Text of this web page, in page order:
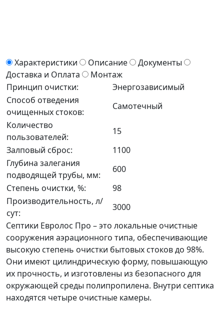
Характеристики Описание
Документы
Доставка и Оплата
Монтаж
Принцип очистки:
Энергозависимый
Способ отведения
очищенных стоков:
Самотечный
Количество
пользователей:
15
Залповый сброс:
1100
Глубина залегания
подводящей трубы, мм:
600
Степень очистки, %:
98
Производительность, л/
сут:
3000
Септики Евролос Про – это локальные очистные
сооружения аэрационного типа, обеспечивающие
высокую степень очистки бытовых стоков до 98%.
Они имеют цилиндрическую форму, повышающую
их прочность, и изготовлены из безопасного для
окружающей среды полипропилена. Внутри септика
находятся четыре очистные камеры.